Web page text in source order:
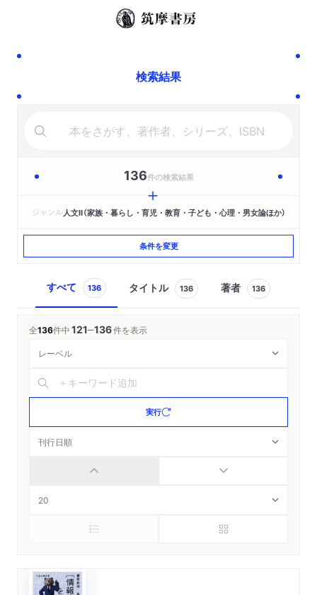
検索結果
136件の検索結果
ジャンル人文Ⅱ（家族・暮らし・育児・教育・子ども・心理・男女論ほか）
条件を変更
すべて 136 タイトル 136 著者 136
全136件中121─136件を表示
実行